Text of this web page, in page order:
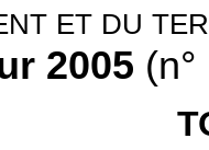
ET DU
2005